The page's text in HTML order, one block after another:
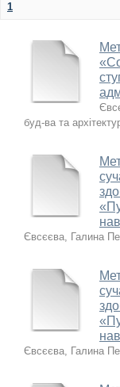
1
буд-ва та
Євсєєва, Галина
Євсєєва, Галина